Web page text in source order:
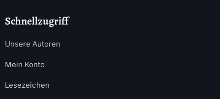
Schnellzugriff
Unsere Autoren
Mein Konto
Lesezeichen